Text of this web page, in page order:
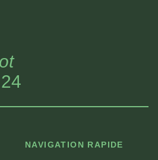
NAVIGATION RAPIDE